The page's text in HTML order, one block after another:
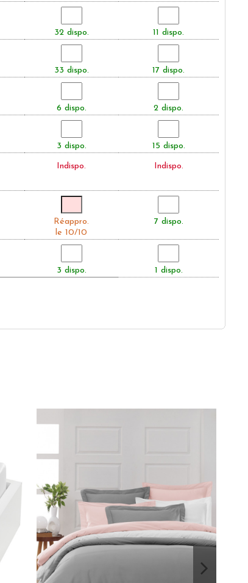
32 dispo. 11 dispo.
33 dispo. 17 dispo.
6 dispo. 2 dispo.
3 dispo. 15 dispo.
Indispo. Indispo.
Réappro.
le 10/10
7 dispo.
3 dispo. 1 dispo.